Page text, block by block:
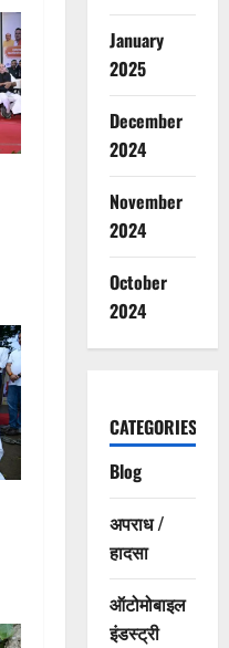
January
2025
December
2024
November
2024
October
2024
CATEGORIES
Blog
अपराध /
हादसा
ऑटोमोबाइल
इंडस्ट्री